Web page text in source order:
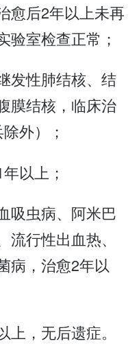
愈后2年以上未再
验室检查正常；
发性肺结核、结
膜结核，临床治
外）；
以上；
吸虫病、阿米巴
行性出血热、
病，治愈2年以
上，无后遗症。